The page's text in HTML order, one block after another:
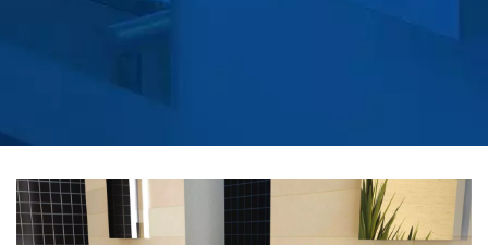
FABBRICANTE DI
DISPENSER DI SAPONE
COMMERCIALE
AUTOMATICO |
HOKWANG